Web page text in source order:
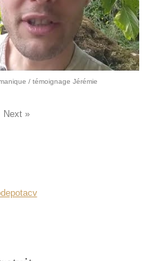
/ témoignage Jérémie
Next »